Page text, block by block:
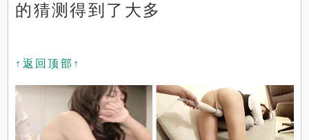
的猜测得到了大多
↑返回顶部↑